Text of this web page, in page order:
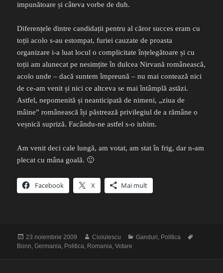
impunătoare și câteva vorbe de duh.
Diferențele dintre candidații pentru al căror succes eram cu
toții acolo s-au estompat, furiei cauzate de proasta
organizare i-a luat locul o complicitate înțelegătoare și cu
toții am alunecat pe nesimțite în dulcea Nirvană românească,
acolo unde – dacă suntem împreună – nu mai contează nici
de ce-am venit și nici ce altceva se mai întâmplă astăzi.
Astfel, nepomenită și neanticipată de nimeni, „ziua de
mâine” românească își păstrează privilegiul de a rămâne o
veșnică supriză. Facându-ne astfel s-o iubim.
Am venit deci cale lungă, am votat, am stat în frig, dar n-am
plecat cu mâna goală. 🙂
Facebook X Mai mult
Publicat
pe
23 noiembrie 2009 Autor
Cioiulescu Categorii
Ganduri, Politica
Bonn,Germania, Politica, Romania,Votare